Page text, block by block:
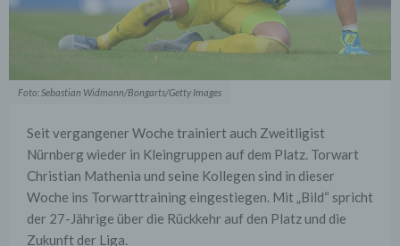
Foto: Sebastian Widmann/Bongarts/Getty Images
Seit vergangener Woche trainiert auch Zweitligist
Nürnberg wieder in Kleingruppen auf dem Platz. Torwart
Christian Mathenia und seine Kollegen sind in dieser
Woche ins Torwarttraining eingestiegen. Mit „Bild“ spricht
der 27-Jährige über die Rückkehr auf den Platz und die
Zukunft der Liga.